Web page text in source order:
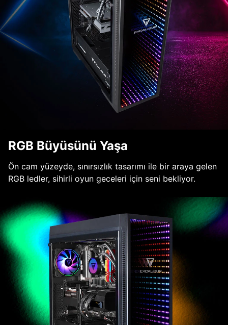
RGB Büyüsünü Yaşa
Ön cam yüzeyde, sınırsızlık tasarımı ile bir araya gelen
RGB ledler, sihirli oyun geceleri için seni bekliyor.